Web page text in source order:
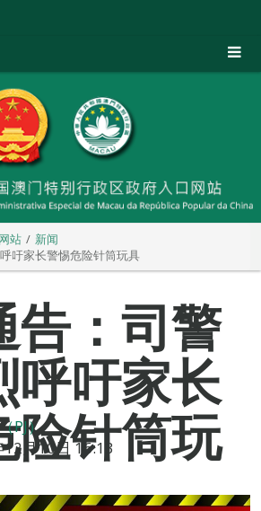
站
新闻
吁家长警惕危险针筒玩具
告：司警
呼吁家长
险针筒玩
PJ）
月10日 16:13